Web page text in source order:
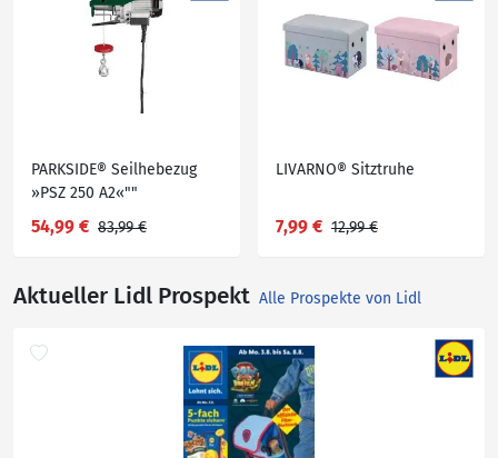
PARKSIDE® Seilhebezug
»PSZ 250 A2«""
54,99 € 83,99 €
LIVARNO® Sitztruhe
7,99 € 12,99 €
Aktueller Lidl Prospekt Alle Prospekte von Lidl